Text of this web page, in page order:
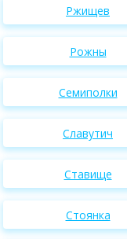
Ржищев
Рожны
Семиполки
Славутич
Ставище
Стоянка